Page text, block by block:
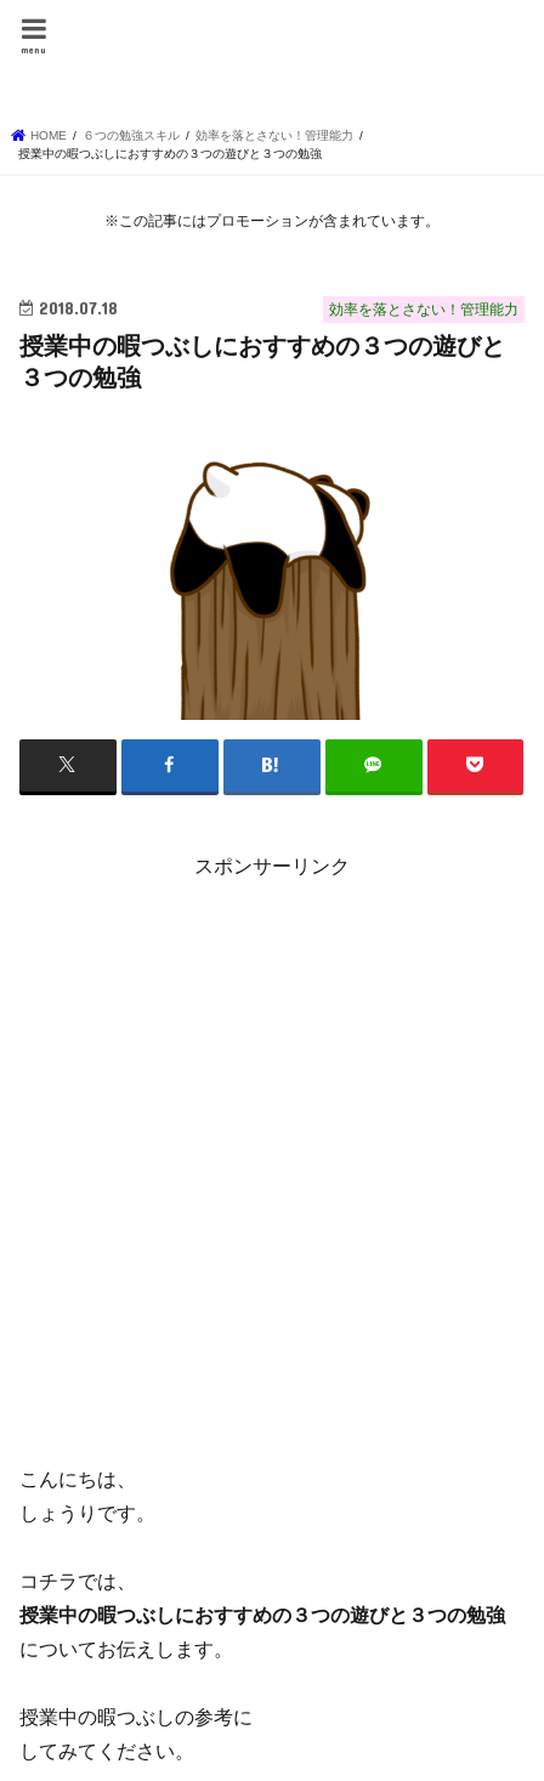
menu
HOME ６つの勉強スキル
効率を落とさない！管理能力
授業中の暇つぶしにおすすめの３つの遊びと３つの勉強
※この記事にはプロモーションが含まれています。
効率を落とさない！管理能力
2018.07.18
授業中の暇つぶしにおすすめの３つの遊びと
３つの勉強
スポンサーリンク
こんにちは、
しょうりです。
コチラでは、
授業中の暇つぶしにおすすめの３つの遊びと３つの勉強
についてお伝えします。
授業中の暇つぶしの参考に
してみてください。